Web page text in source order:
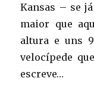
Kansas – se
maior que
altura e uns
velocípede
escreve…